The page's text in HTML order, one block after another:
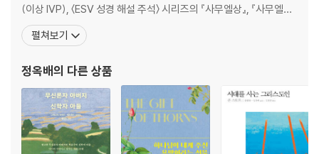
(이상 IVP), 〈ESV 성경 해설 주석〉 시리즈의 『사무엘상』, 『사무엘하』
및 공역한 『무디 성경 주석』(이상 국제제자훈련원), 『하나님을 아는
지식』, 『시대를 사는 그리스도인』 및 〈BST〉 시리즈의 『로마서』, 『신
의 『유다서
펼쳐보기
정옥배의 다른 상품